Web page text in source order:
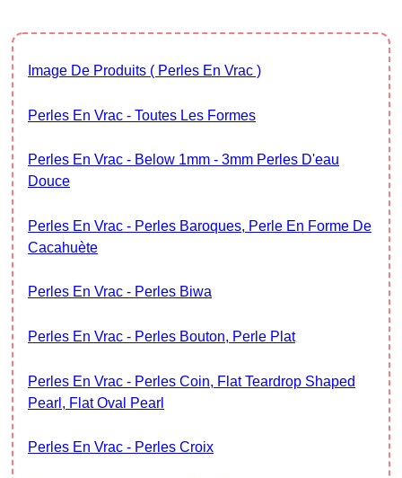
Image De Produits ( Perles En Vrac )
Perles En Vrac - Toutes Les Formes
Perles En Vrac - Below 1mm - 3mm Perles D'eau
Douce
Perles En Vrac - Perles Baroques, Perle En Forme De
Cacahuète
Perles En Vrac - Perles Biwa
Perles En Vrac - Perles Bouton, Perle Plat
Perles En Vrac - Perles Coin, Flat Teardrop Shaped
Pearl, Flat Oval Pearl
Perles En Vrac - Perles Croix